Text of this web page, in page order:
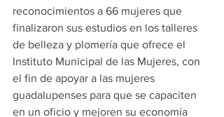
reconocimientos a 66 mujeres que
finalizaron sus estudios en los talleres
de belleza y plomería que ofrece el
Instituto Municipal de las Mujeres, con
el fin de apoyar a las mujeres
guadalupenses para que se capaciten
en un oficio y mejoren su economía